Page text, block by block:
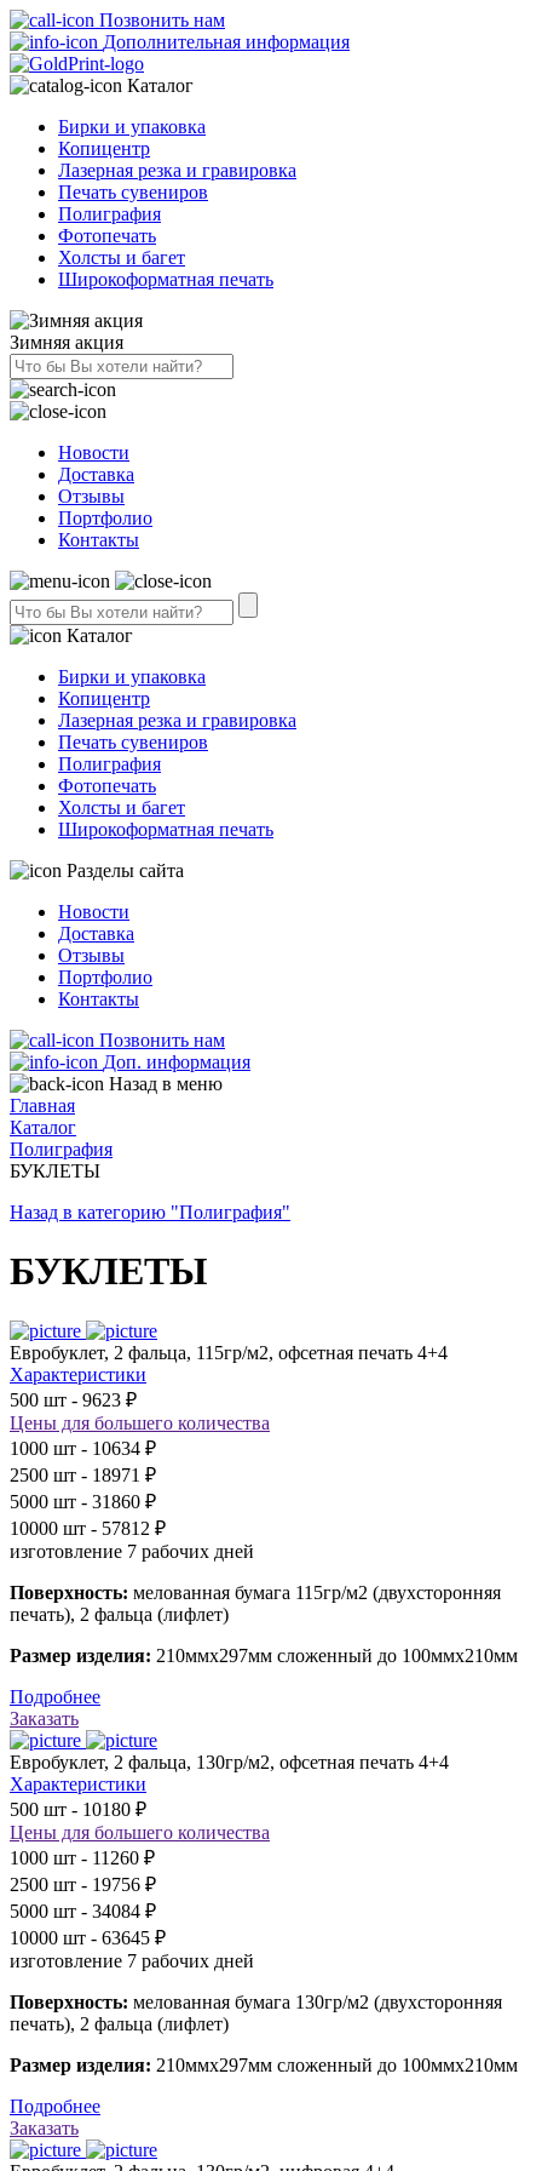
Позвонить нам
Дополнительная информация
Каталог
Бирки и упаковка
Копицентр
Лазерная резка и гравировка
Печать сувениров
Полиграфия
Фотопечать
Холсты и багет
Широкоформатная печать
Зимняя акция
Новости
Доставка
Отзывы
Портфолио
Контакты
Каталог
Бирки и упаковка
Копицентр
Лазерная резка и гравировка
Печать сувениров
Полиграфия
Фотопечать
Холсты и багет
Широкоформатная печать
Разделы сайта
Новости
Доставка
Отзывы
Портфолио
Контакты
Позвонить нам
Доп. информация
Назад в меню
Главная
Каталог
Полиграфия
БУКЛЕТЫ
Назад в категорию "Полиграфия"
БУКЛЕТЫ
Евробуклет, 2 фальца, 115гр/м2, офсетная печать 4+4
Характеристики
500 шт - 9623 ₽
Цены для большего количества
1000 шт - 10634 ₽
2500 шт - 18971 ₽
5000 шт - 31860 ₽
10000 шт - 57812 ₽
изготовление 7 рабочих дней
Поверхность: мелованная бумага 115гр/м2 (двухсторонняя
печать), 2 фальца (лифлет)
Размер изделия: 210ммх297мм сложенный до 100ммх210мм
Подробнее
Заказать
Евробуклет, 2 фальца, 130гр/м2, офсетная печать 4+4
Характеристики
500 шт - 10180 ₽
Цены для большего количества
1000 шт - 11260 ₽
2500 шт - 19756 ₽
5000 шт - 34084 ₽
10000 шт - 63645 ₽
изготовление 7 рабочих дней
Поверхность: мелованная бумага 130гр/м2 (двухсторонняя
печать), 2 фальца (лифлет)
Размер изделия: 210ммх297мм сложенный до 100ммх210мм
Подробнее
Заказать